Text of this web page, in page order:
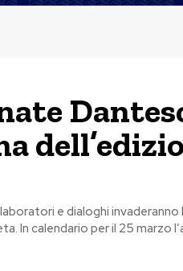
e dialoghi invaderanno
In calendario per il 25 marzo